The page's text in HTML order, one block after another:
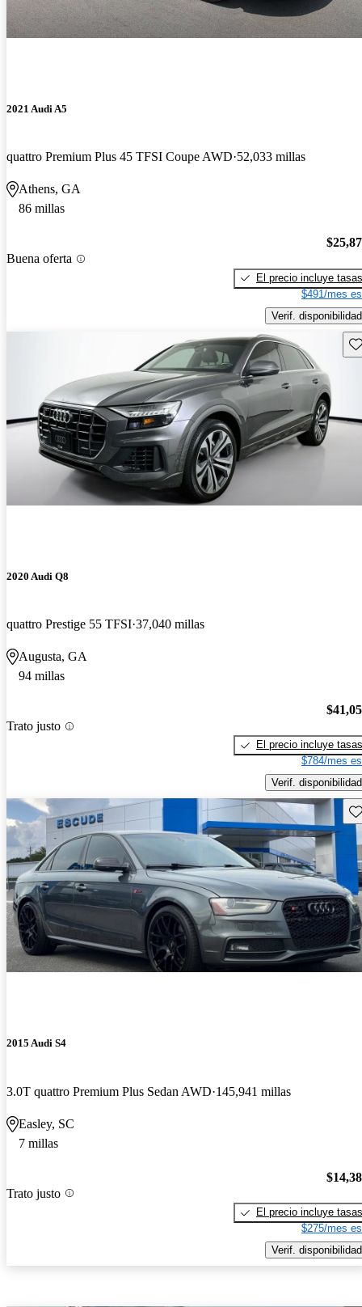
2021 Audi A5
quattro Premium Plus 45 TFSI Coupe AWD 52,033 millas
Athens, GA
86 millas
Buena oferta
El precio incluye tasas
$491/mes
Verif. disponibilidad
2020 Audi Q8
quattro Prestige 55 TFSI 37,040 millas
Augusta, GA
94 millas
Trato justo
El precio incluye tasas
$784/mes
Verif. disponibilidad
2015 Audi S4
3.0T quattro Premium Plus Sedan AWD 145,941 millas
Easley, SC
7 millas
Trato justo
El precio incluye tasas
$275/mes
Verif. disponibilidad